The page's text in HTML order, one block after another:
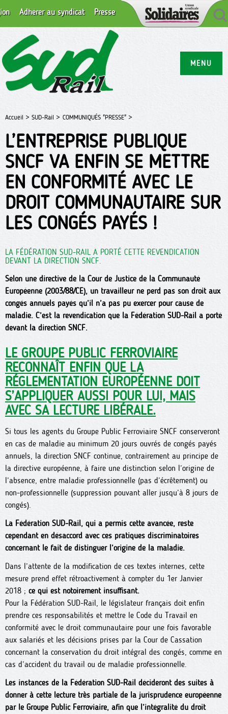
MENU
Adhérer au syndicat Presse
Accueil > SUD-Rail > COMMUNIQUÉS "PRESSE" >
L’ENTREPRISE PUBLIQUE
SNCF VA ENFIN SE METTRE
EN CONFORMITÉ AVEC LE
DROIT COMMUNAUTAIRE SUR
LES CONGÉS PAYÉS !
LA FÉDÉRATION SUD-RAIL A PORTÉ CETTE REVENDICATION
DEVANT LA DIRECTION SNCF.
Selon une directive de la Cour de Justice de la Communauté
Européenne (2003/88/CE), un travailleur ne perd pas son droit aux
congés annuels payés qu’il n’a pas pu exercer pour cause de
maladie. C’est la revendication que la Fédération SUD-Rail a porté
devant la direction SNCF.
LE GROUPE PUBLIC FERROVIAIRE
RECONNAÎT ENFIN QUE LA
RÉGLEMENTATION EUROPÉENNE DOIT
S’APPLIQUER AUSSI POUR LUI, MAIS
AVEC SA LECTURE LIBÉRALE.
Si tous les agents du Groupe Public Ferroviaire SNCF conserveront
en cas de maladie au minimum 20 jours ouvrés de congés payés
annuels, la direction SNCF continue, contrairement au principe de
la directive européenne, à faire une distinction selon l’origine de
l’absence, entre maladie professionnelle (pas d’écrêtement) ou
non-professionnelle (suppression pouvant aller jusqu’à 8 jours de
congés).
La Fédération SUD-Rail, qui a permis cette avancée, reste
cependant en désaccord avec ces pratiques discriminatoires
concernant le fait de distinguer l’origine de la maladie.
Dans l’attente de la modification de ces textes internes, cette
mesure prend effet rétroactivement à compter du 1er Janvier
2018 ; ce qui est notoirement insuffisant.
Pour la Fédération SUD-Rail, le législateur français doit enfin
prendre ces responsabilités et mettre le Code du Travail en
conformité avec le droit communautaire pour une fois favorable
aux salariés et les décisions prises par la Cour de Cassation
concernant la conservation du droit intégral des congés, comme en
cas d’accident du travail ou de maladie professionnelle.
Les instances de la Fédération SUD-Rail décideront des suites à
donner à cette lecture très partiale de la jurisprudence européenne
par le Groupe Public Ferroviaire, afin que l’intégralité du droit